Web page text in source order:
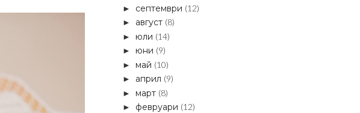
► септември (12)
► август (8)
► юли (14)
► юни (9)
► май (10)
► април (9)
► март (8)
► февруари (12)